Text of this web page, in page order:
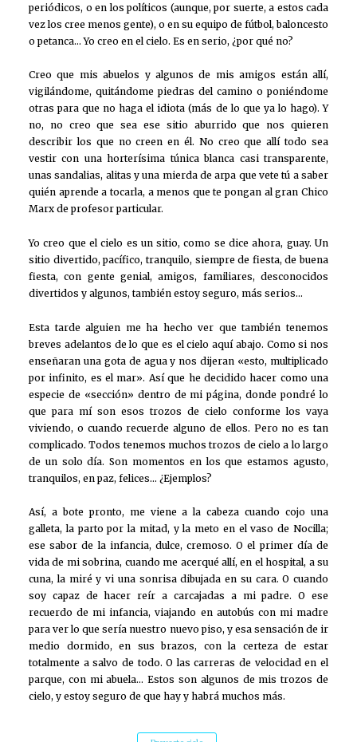
periódicos, o en los políticos (aunque, por suerte, a estos cada
vez los cree menos gente), o en su equipo de fútbol, baloncesto
o petanca… Yo creo en el cielo. Es en serio, ¿por qué no?
Creo que mis abuelos y algunos de mis amigos están allí,
vigilándome, quitándome piedras del camino o poniéndome
otras para que no haga el idiota (más de lo que ya lo hago). Y
no, no creo que sea ese sitio aburrido que nos quieren
describir los que no creen en él. No creo que allí todo sea
vestir con una horterísima túnica blanca casi transparente,
unas sandalias, alitas y una mierda de arpa que vete tú a saber
quién aprende a tocarla, a menos que te pongan al gran Chico
Marx de profesor particular.
Yo creo que el cielo es un sitio, como se dice ahora, guay. Un
sitio divertido, pacífico, tranquilo, siempre de fiesta, de buena
fiesta, con gente genial, amigos, familiares, desconocidos
divertidos y algunos, también estoy seguro, más serios…
Esta tarde alguien me ha hecho ver que también tenemos
breves adelantos de lo que es el cielo aquí abajo. Como si nos
enseñaran una gota de agua y nos dijeran «esto, multiplicado
por infinito, es el mar». Así que he decidido hacer como una
especie de «sección» dentro de mi página, donde pondré lo
que para mí son esos trozos de cielo conforme los vaya
viviendo, o cuando recuerde alguno de ellos. Pero no es tan
complicado. Todos tenemos muchos trozos de cielo a lo largo
de un solo día. Son momentos en los que estamos agusto,
tranquilos, en paz, felices… ¿Ejemplos?
Así, a bote pronto, me viene a la cabeza cuando cojo una
galleta, la parto por la mitad, y la meto en el vaso de Nocilla;
ese sabor de la infancia, dulce, cremoso. O el primer día de
vida de mi sobrina, cuando me acerqué allí, en el hospital, a su
cuna, la miré y vi una sonrisa dibujada en su cara. O cuando
soy capaz de hacer reír a carcajadas a mi padre. O ese
recuerdo de mi infancia, viajando en autobús con mi madre
para ver lo que sería nuestro nuevo piso, y esa sensación de ir
medio dormido, en sus brazos, con la certeza de estar
totalmente a salvo de todo. O las carreras de velocidad en el
parque, con mi abuela… Estos son algunos de mis trozos de
cielo, y estoy seguro de que hay y habrá muchos más.